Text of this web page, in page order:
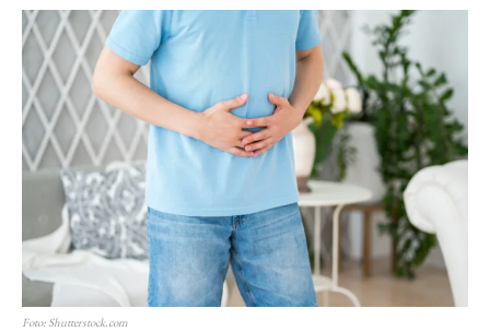
Praesent euismod ac
Ut mollis pellentesque tortor
Nullam eu erat condimentum
Donec quis est ac felis
Orci varius natoque dolor
YEARLY PRICING MONTHLY PRICING
Foto: Shutterstock.com